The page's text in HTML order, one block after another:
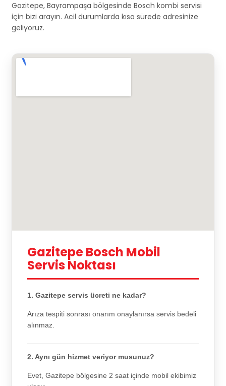
Gazitepe, Bayrampaşa bölgesinde Bosch kombi servisi
için bizi arayın. Acil durumlarda kısa sürede adresinize
geliyoruz.
Gazitepe Bosch Mobil
Servis Noktası
1. Gazitepe servis ücreti ne kadar?
Arıza tespiti sonrası onarım onaylanırsa servis bedeli
alınmaz.
2. Aynı gün hizmet veriyor musunuz?
Evet, Gazitepe bölgesine 2 saat içinde mobil ekibimiz